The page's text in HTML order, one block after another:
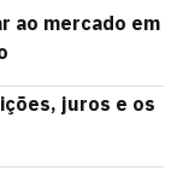
ao mercado em
juros e os